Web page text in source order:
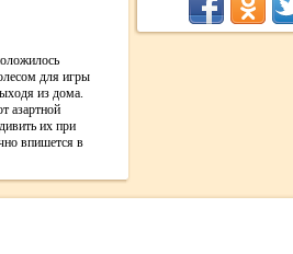
для игры
из дома.
азартной
их при
впишется в